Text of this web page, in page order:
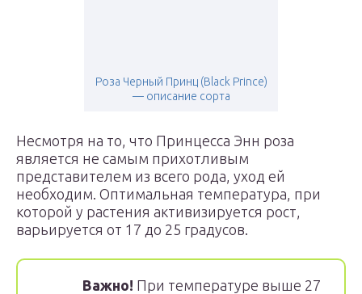
Роза Черный Принц (Black Prince)
— описание сорта
Несмотря на то, что Принцесса Энн роза
является не самым прихотливым
представителем из всего рода, уход ей
необходим. Оптимальная температура, при
которой у растения активизируется рост,
варьируется от 17 до 25 градусов.
Важно! При температуре выше 27